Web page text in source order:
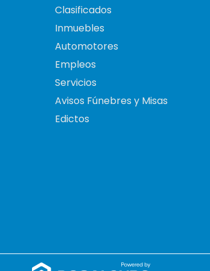
Clasificados
Inmuebles
Automotores
Empleos
Servicios
Avisos Fúnebres y Misas
Edictos